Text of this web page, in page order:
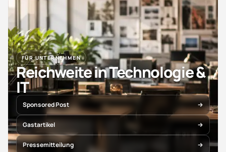
FÜR UNTERNEHMEN
Reichweite in Technologie &
IT
Sponsored Post
Gastartikel
Pressemitteilung